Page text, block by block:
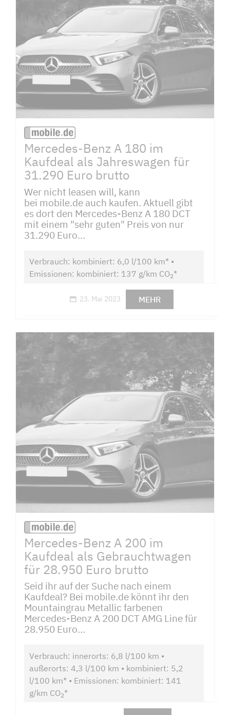
Mercedes-Benz A 180 im
Kaufdeal als Jahreswagen für
31.290 Euro brutto
Wer nicht leasen will, kann
bei mobile.de auch kaufen. Aktuell gibt
es dort den Mercedes-Benz A 180 DCT
mit einem "sehr guten" Preis von nur
31.290 Euro...
Verbrauch: kombiniert: 6,0 l/100 km* •
Emissionen: kombiniert: 137 g/km CO2*
23. Mai 2023 MEHR
Mercedes-Benz A 200 im
Kaufdeal als Gebrauchtwagen
für 28.950 Euro brutto
Seid ihr auf der Suche nach einem
Kaufdeal? Bei mobile.de könnt ihr den
Mountaingrau Metallic farbenen
Mercedes-Benz A 200 DCT AMG Line für
28.950 Euro...
Verbrauch: innerorts: 6,8 l/100 km •
außerorts: 4,3 l/100 km • kombiniert: 5,2
l/100 km* • Emissionen: kombiniert: 141
g/km CO2*